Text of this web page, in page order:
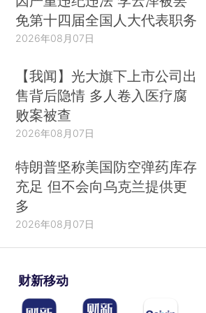
免第十四届全国人大代表职务
2026年08月07日
【我闻】光大旗下上市公司出
售背后隐情 多人卷入医疗腐
败案被查
2026年08月07日
特朗普坚称美国防空弹药库存
充足 但不会向乌克兰提供更
多
2026年08月07日
财新移动